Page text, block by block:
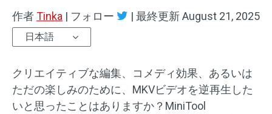
速度変更/リバース
トリミング/スプリット/クロップ
オーディオエフェクト
テキスト/エレメント
オンライン動画ダウンロード ツール
作者Tinka | フォロー | 最終更新August 21, 2025
日本語
クリエイティブな編集、コメディ効果、あるいは
ただの楽しみのために、MKVビデオを逆再生した
いと思ったことはありますか？MiniTool